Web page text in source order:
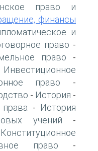
право и
финансы
и
право -
право -
Инвестиционное
право -
- История -
-
История
учений -
Конституционное
право -